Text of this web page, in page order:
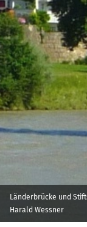
Länderbrücke und
Harald Wessner